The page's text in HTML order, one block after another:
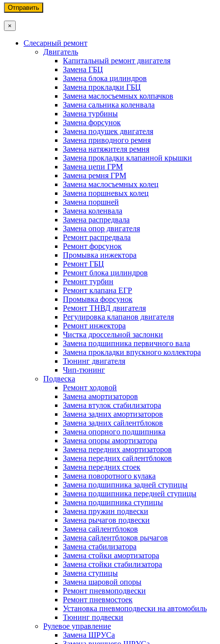
×
Слесарный ремонт
Двигатель
Капитальный ремонт двигателя
Замена ГБЦ
Замена блока цилиндров
Замена прокладки ГБЦ
Замена маслосъемных колпачков
Замена сальника коленвала
Замена турбины
Замена форсунок
Замена подушек двигателя
Замена приводного ремня
Замена натяжителя ремня
Замена прокладки клапанной крышки
Замена цепи ГРМ
Замена ремня ГРМ
Замена маслосъемных колец
Замена поршневых колец
Замена поршней
Замена коленвала
Замена распредвала
Замена опор двигателя
Ремонт распредвала
Ремонт форсунок
Промывка инжектора
Ремонт ГБЦ
Ремонт блока цилиндров
Ремонт турбин
Ремонт клапана ЕГР
Промывка форсунок
Ремонт ТНВД двигателя
Регулировка клапанов двигателя
Ремонт инжектора
Чистка дроссельной заслонки
Замена подшипника первичного вала
Замена прокладки впускного коллектора
Тюнинг двигателя
Чип-тюнинг
Подвеска
Ремонт ходовой
Замена амортизаторов
Замена втулок стабилизатора
Замена задних амортизаторов
Замена задних сайлентблоков
Замена опорного подшипника
Замена опоры амортизатора
Замена передних амортизаторов
Замена передних сайлентблоков
Замена передних стоек
Замена поворотного кулака
Замена подшипника задней ступицы
Замена подшипника передней ступицы
Замена подшипника ступицы
Замена пружин подвески
Замена рычагов подвески
Замена сайлентблоков
Замена сайлентблоков рычагов
Замена стабилизатора
Замена стойки амортизатора
Замена стойки стабилизатора
Замена ступицы
Замена шаровой опоры
Ремонт пневмоподвески
Ремонт пневмостоек
Установка пневмоподвески на автомобиль
Тюнинг подвески
Рулевое управление
Замена ШРУСа